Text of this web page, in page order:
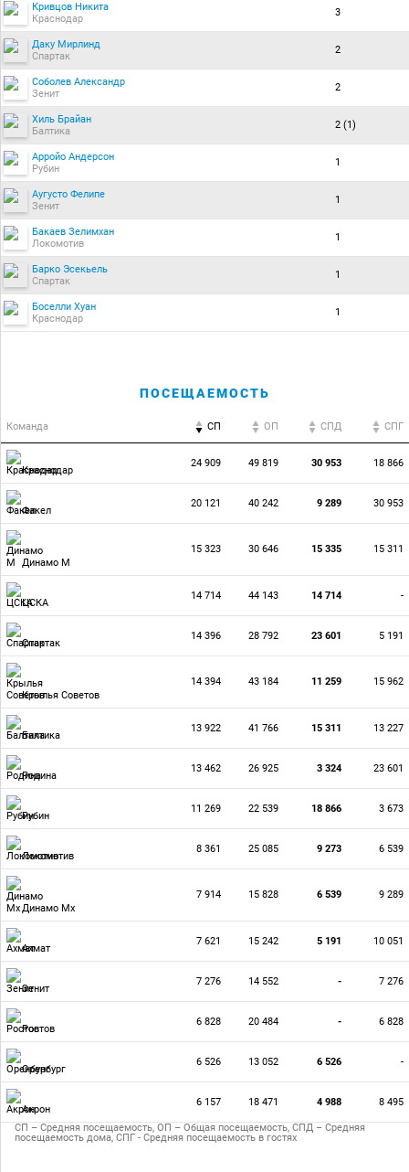
Кривцов Никита
Краснодар
3
Даку Мирлинд
Спартак
2
Соболев Александр
Зенит
2
Хиль Брайан
Балтика
2 (1)
Арройо Андерсон
Рубин
1
Аугусто Фелипе
Зенит
1
Бакаев Зелимхан
Локомотив
1
Барко Эсекьель
Спартак
1
Боселли Хуан
Краснодар
1
ПОСЕЩАЕМОСТЬ
Команда СП ОП CПД CПГ
Краснодар
24 909 49 819 30 953 18 866
Факел
20 121 40 242 9 289 30 953
Динамо М
15 323 30 646 15 335 15 311
ЦСКА
14 714 44 143 14 714 -
Спартак
14 396 28 792 23 601 5 191
Крылья Советов
14 394 43 184 11 259 15 962
Балтика
13 922 41 766 15 311 13 227
Родина
13 462 26 925 3 324 23 601
Рубин
11 269 22 539 18 866 3 673
Локомотив
8 361 25 085 9 273 6 539
Динамо Мх
7 914 15 828 6 539 9 289
Ахмат
7 621 15 242 5 191 10 051
Зенит
7 276 14 552 - 7 276
Ростов
6 828 20 484 - 6 828
Оренбург
6 526 13 052 6 526 -
Акрон
6 157 18 471 4 988 8 495
СП – Средняя посещаемость, ОП – Общая посещаемость, СПД – Средняя
посещаемость дома, СПГ - Средняя посещаемость в гостях